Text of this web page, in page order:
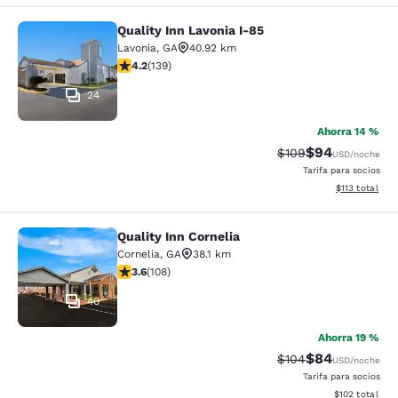
Quality Inn Lavonia I-85
24
Quality Inn Lavonia I-85
Lavonia, GA
40.92 km
calificación de 4.24 estrellas. Excelente. 139 reseñas
4.2(139)
Ahorra 14 %
Precio tachado:
$109Precio con
$94USD/noche
Tarifa para socios
Ver detalles
$113 total
Quality Inn Cornelia
40
Quality Inn Cornelia
Cornelia, GA
38.1 km
calificación de 3.64 estrellas. Bueno. 108 reseñas
3.6(108)
Ahorra 19 %
Precio tachado:
$104Precio con
$84USD/noche
Tarifa para socios
Ver detalles
$102 total